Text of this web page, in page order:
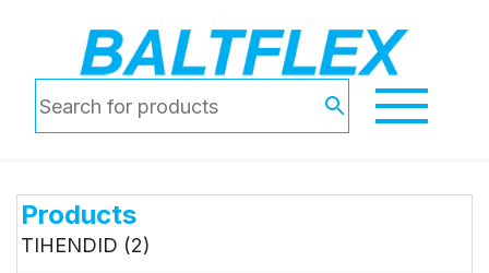
Products
TIHENDID (2)